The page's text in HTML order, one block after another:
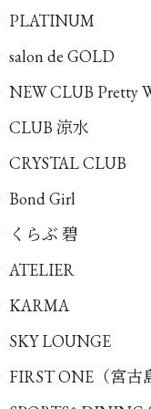
PLATINUM
salon de GOLD
NEW CLUB Pretty
CLUB 涼水
CRYSTAL CLUB
Bond Girl
くらぶ 碧
ATELIER
KARMA
SKY LOUNGE
FIRST ONE（宮古